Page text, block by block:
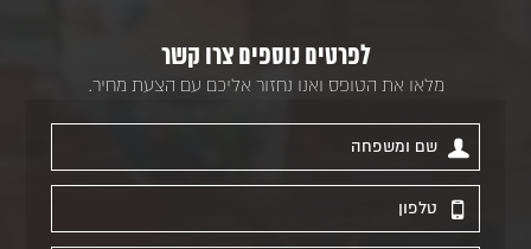
לפרטים נוספים צרו קשר
מלאו את הטופס ואנו נחזור אליכם עם הצעת מחיר.